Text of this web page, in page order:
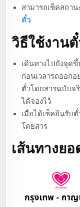
สามารถเช็คสถา
ตั๋ว
วิธีใช้งาน
เดินทางไปยังจุด
ก่อนเวลารถออก
ตั๋วโดยสารฉบับจ
ได้จองไว้
เมื่อได้เช็คอินรับ
โดยสาร
เส้นทางย